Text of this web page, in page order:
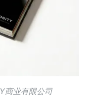
商业有限公司